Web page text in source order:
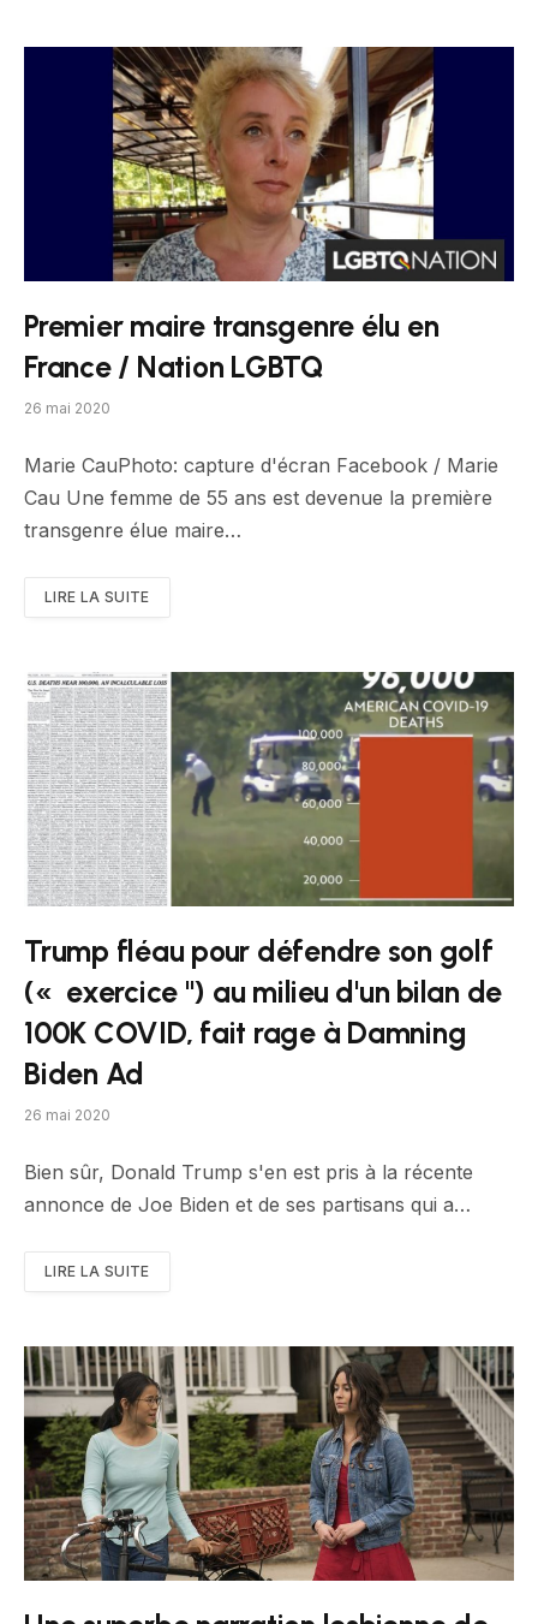
Premier maire transgenre élu en
France / Nation LGBTQ
26 mai 2020
Marie CauPhoto: capture d'écran Facebook / Marie
Cau Une femme de 55 ans est devenue la première
transgenre élue maire…
LIRE LA SUITE
Trump fléau pour défendre son golf
(« exercice '') au milieu d'un bilan de
100K COVID, fait rage à Damning
Biden Ad
26 mai 2020
Bien sûr, Donald Trump s'en est pris à la récente
annonce de Joe Biden et de ses partisans qui a…
LIRE LA SUITE